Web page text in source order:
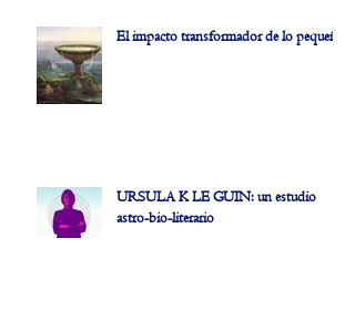
El impacto transformador de lo pequeño
URSULA K LE GUIN: un estudio
astro-bio-literario